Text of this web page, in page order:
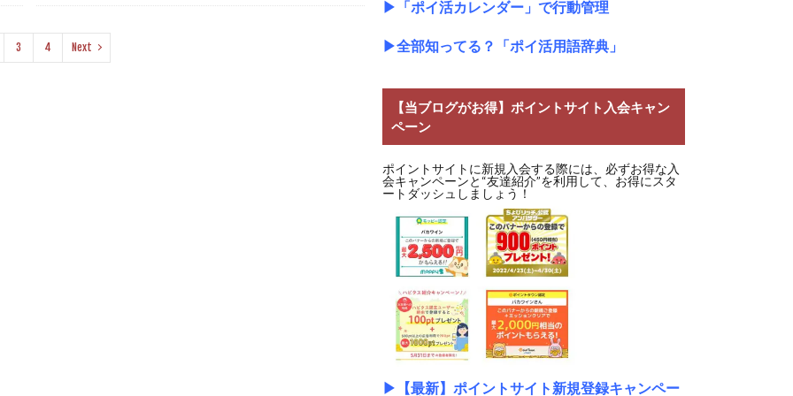
3 4 Next
▶ 「ポイ活カレンダー」で行動管理
▶全部知ってる？「ポイ活用語辞典」
【当ブログがお得】ポイントサイト入会キャン
ペーン
ポイントサイトに新規入会する際には、必ずお得な入
会キャンペーンと“友達紹介”を利用して、お得にスタ
ートダッシュしましょう！
▶
【最新】ポイントサイト新規登録キャンペー